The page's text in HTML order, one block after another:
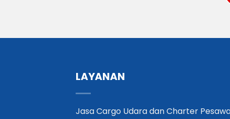
LAYANAN
Jasa Cargo Udara dan Charter